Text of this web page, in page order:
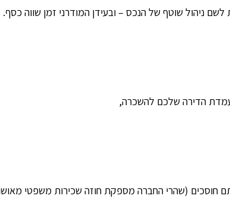
ניהול שוטף של הנכס – ובעידן המודרני זמן שווה כסף.
הדירה שלכם להשכרה,
חוסכים (שהרי החברה מספקת חוזה שכירות משפטי